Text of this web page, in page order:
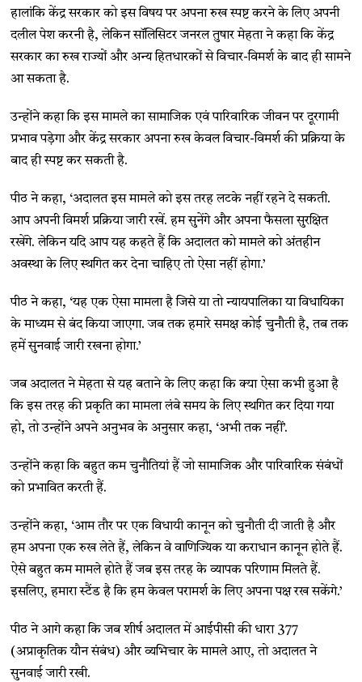
हालांकि केंद्र सरकार को इस विषय पर अपना रुख स्पष्ट करने के लिए अपनी
दलील पेश करनी है, लेकिन सॉलिसिटर जनरल तुषार मेहता ने कहा कि केंद्र
सरकार का रुख राज्यों और अन्य हितधारकों से विचार-विमर्श के बाद ही सामने
आ सकता है.
उन्होंने कहा कि इस मामले का सामाजिक एवं पारिवारिक जीवन पर दूरगामी
प्रभाव पड़ेगा और केंद्र सरकार अपना रुख केवल विचार-विमर्श की प्रक्रिया के
बाद ही स्पष्ट कर सकती है.
पीठ ने कहा, ‘अदालत इस मामले को इस तरह लटके नहीं रहने दे सकती.
आप अपनी विमर्श प्रक्रिया जारी रखें. हम सुनेंगे और अपना फैसला सुरक्षित
रखेंगे. लेकिन यदि आप यह कहते हैं कि अदालत को मामले को अंतहीन
अवस्था के लिए स्थगित कर देना चाहिए तो ऐसा नहीं होगा.’
पीठ ने कहा, ‘यह एक ऐसा मामला है जिसे या तो न्यायपालिका या विधायिका
के माध्यम से बंद किया जाएगा. जब तक हमारे समक्ष कोई चुनौती है, तब तक
हमें सुनवाई जारी रखना होगा.’
जब अदालत ने मेहता से यह बताने के लिए कहा कि क्या ऐसा कभी हुआ है
कि इस तरह की प्रकृति का मामला लंबे समय के लिए स्थगित कर दिया गया
हो, तो उन्होंने अपने अनुभव के अनुसार कहा, ‘अभी तक नहीं’.
उन्होंने कहा कि बहुत कम चुनौतियां हैं जो सामाजिक और पारिवारिक संबंधों
को प्रभावित करती हैं.
उन्होंने कहा, ‘आम तौर पर एक विधायी कानून को चुनौती दी जाती है और
हम अपना एक रुख लेते हैं, लेकिन वे वाणिज्यिक या कराधान कानून होते हैं.
ऐसे बहुत कम मामले होते हैं जब इस तरह के व्यापक परिणाम मिलते हैं.
इसलिए, हमारा स्टैंड है कि हम केवल परामर्श के लिए अपना पक्ष रख सकेंगे.’
पीठ ने आगे कहा कि जब शीर्ष अदालत में आईपीसी की धारा 377
(अप्राकृतिक यौन संबंध) और व्यभिचार के मामले आए, तो अदालत ने
सुनवाई जारी रखी.